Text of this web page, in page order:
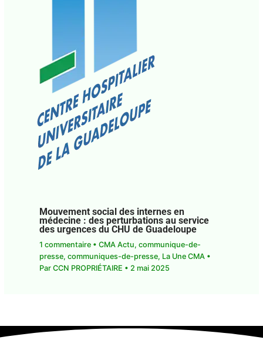
Mouvement social des internes en
médecine : des perturbations au service
des urgences du CHU de Guadeloupe
1 commentaire • CMA Actu, communique-de-
presse, communiques-de-presse, La Une CMA•
Par CCN PROPRIÉTAIRE • 2 mai 2025